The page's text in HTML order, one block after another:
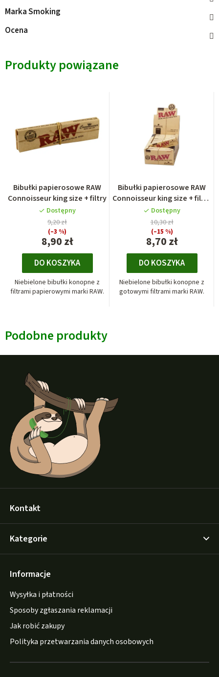
MarkaSmoking
Ocena
Produkty powiązane
Bibułki papierosowe RAW
Connoisseur king size + filtry
Dostępny
8,90 zł
9,20 zł
(–3 %)
DO KOSZYKA
Niebielone bibułki konopne z
filtrami papierowymi marki RAW.
Bibułki papierosowe RAW
Connoisseur king size + filtry
gotowe skręcone
Dostępny
8,70 zł
10,30 zł
(–15 %)
DO KOSZYKA
Niebielone bibułki konopne z
gotowymi filtrami marki RAW.
Podobne produkty
S
Kontakt
Kategorie
Informacje
Wysyłka i płatności
Sposoby zgłaszania reklamacji
Jak robić zakupy
Polityka przetwarzania danych osobowych